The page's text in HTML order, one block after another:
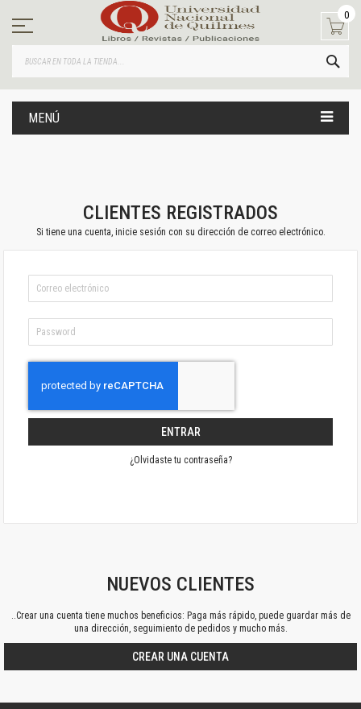
contenido
0
MENÚ
CLIENTES REGISTRADOS
Si tiene una cuenta, inicie sesión con su dirección de correo electrónico.
ENTRAR
¿Olvidaste tu contraseña?
NUEVOS CLIENTES
..Crear una cuenta tiene muchos beneficios: Paga más rápido, puede guardar más de
una dirección, seguimiento de pedidos y mucho más.
CREAR UNA CUENTA